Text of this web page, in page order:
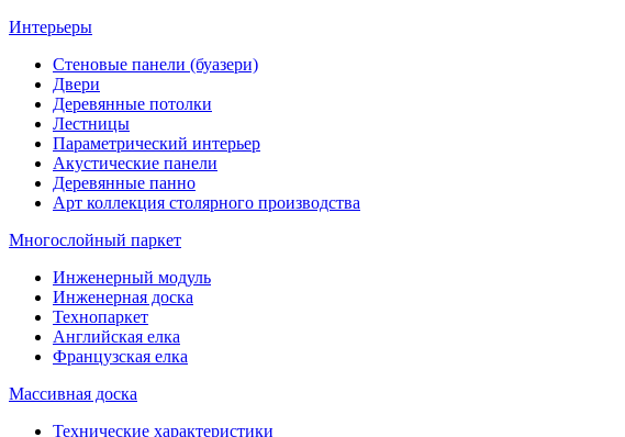
Интерьеры
Стеновые панели (буазери)
Двери
Деревянные потолки
Лестницы
Параметрический интерьер
Акустические панели
Деревянные панно
Арт коллекция столярного производства
Многослойный паркет
Инженерный модуль
Инженерная доска
Технопаркет
Английская елка
Французская елка
Массивная доска
Технические характеристики